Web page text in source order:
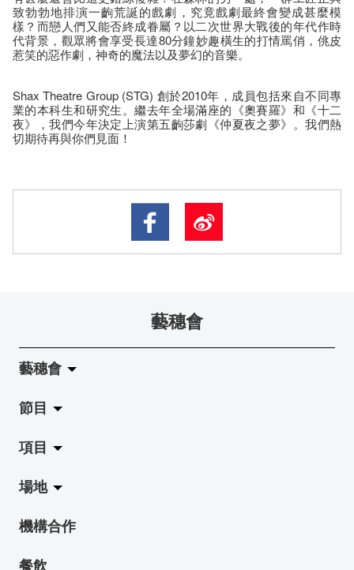
致勃勃地排演一齣荒誕的戲劇，究竟戲劇最終會變成甚麼模
樣？而戀人們又能否終成眷屬？以二次世界大戰後的年代作時
代背景，觀眾將會享受長達80分鐘妙趣橫生的打情罵俏，佻皮
惹笑的惡作劇，神奇的魔法以及夢幻的音樂。
Shax Theatre Group (STG) 創於2010年，成員包括來自不同專
業的本科生和研究生。繼去年全場滿座的《奧賽羅》和《十二
夜》，我們今年決定上演第五齣莎劇《仲夏夜之夢》。我們熱
切期待再與你們見面！
藝穗會
藝穗會
關於藝穗會
藝穗會的演化
使命與宗旨
藝穗會架構
檔案庫
節目
拉闊
展覽
演出
活動
項目
Jazz-Go-Central, Jazz-Go-Fringe
LPL
2015-16 藝術場地資助計劃
場地
陳麗玲畫廊
奶庫
機構合作
餐飲